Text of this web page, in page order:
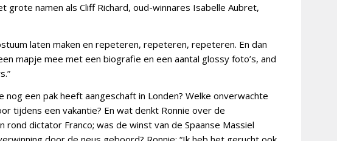
grote namen als Cliff Richard, oud-winnares Isabelle Aubret,
laten maken en repeteren, repeteren, repeteren. En dan
mapje mee met een biografie en een aantal glossy foto’s, and
nog een pak heeft aangeschaft in Londen? Welke onverwachte
tijdens een vakantie? En wat denkt Ronnie over de
rond dictator Franco; was de winst van de Spaanse Massiel